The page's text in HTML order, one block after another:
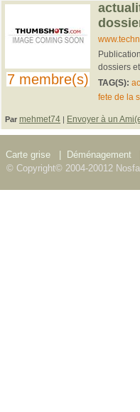
7 membre(s)
dossiers
TAG(S):
fete de la
Par mehmet74 | Envoyer à un
Carte grise Déménagement
© Copyright© 2004-20012